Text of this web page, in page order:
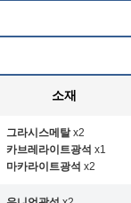
소재
그라시스메탈x2
카브레라이트광석 x1
마카라이트광석 x2